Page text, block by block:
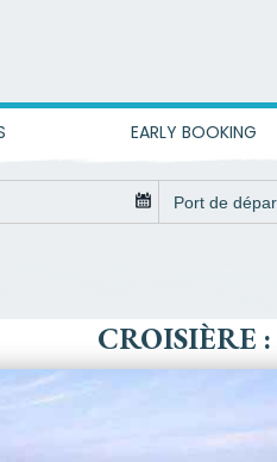
EARLY BOOKING
CROISIÈRE